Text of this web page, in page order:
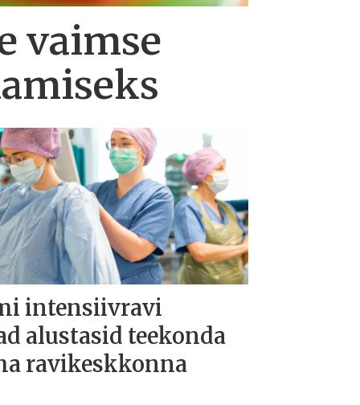
vaimse
intensiivravi
alustasid teekonda
ravikeskkonna